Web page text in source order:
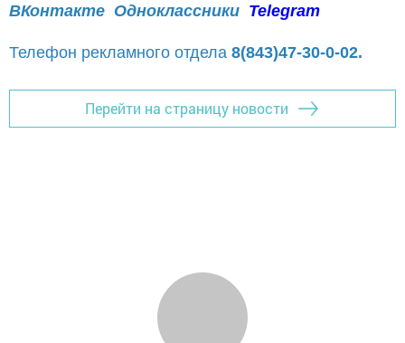
ВКонтакте Одноклассники Telegram
Телефон рекламного отдела 8(843)47-30-0-02.
Перейти на страницу новости